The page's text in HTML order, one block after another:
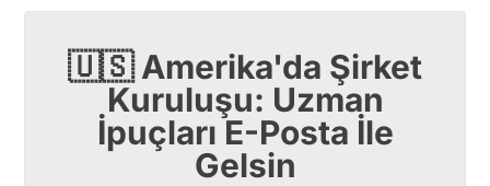
🇺🇸 Amerika'da Şirket
Kuruluşu: Uzman
İpuçları E-Posta İle
Gelsin